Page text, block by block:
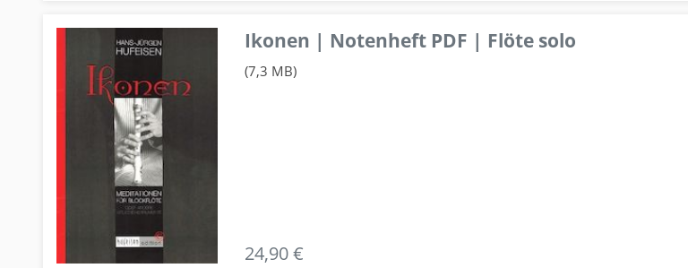
Ikonen | Notenheft PDF | Flöte solo
(7,3 MB)
24,90 €